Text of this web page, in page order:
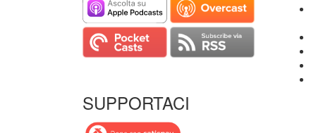
SUPPORTACI